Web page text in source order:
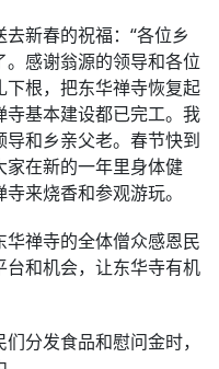
新春的祝福：“各位乡
感谢翁源的领导和各位
下根，把东华禅寺恢复起
基本建设都已完工。我
和乡亲父老。春节快到
家在新的一年里身体健
来烧香和参观游玩。
禅寺的全体僧众感恩民
和机会，让东华寺有机
分发食品和慰问金时，